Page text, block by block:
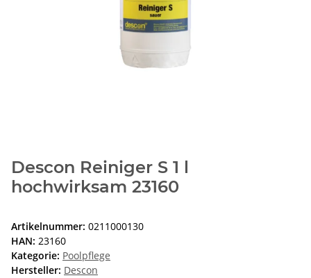
Descon Reiniger S 1 l
hochwirksam 23160
Artikelnummer: 0211000130
HAN: 23160
Kategorie: Poolpflege
Hersteller: Descon